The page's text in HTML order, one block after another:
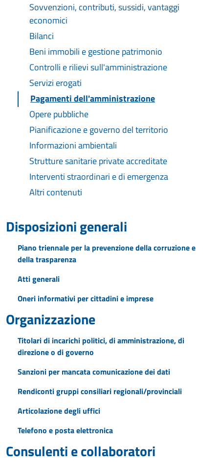
Sovvenzioni, contributi, sussidi, vantaggi
economici
Bilanci
Beni immobili e gestione patrimonio
Controlli e rilievi sull'amministrazione
Servizi erogati
Pagamenti dell'amministrazione
Opere pubbliche
Pianificazione e governo del territorio
Informazioni ambientali
Strutture sanitarie private accreditate
Interventi straordinari e di emergenza
Altri contenuti
Disposizioni generali
Piano triennale per la prevenzione della corruzione e
della trasparenza
Atti generali
Oneri informativi per cittadini e imprese
Organizzazione
Titolari di incarichi politici, di amministrazione, di
direzione o di governo
Sanzioni per mancata comunicazione dei dati
Rendiconti gruppi consiliari regionali/provinciali
Articolazione degli uffici
Telefono e posta elettronica
Consulenti e collaboratori